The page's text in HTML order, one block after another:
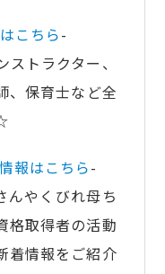
こちら-
トラクター、
、保育士など全
報はこちら-
んやくびれ母ち
格取得者の活動
着情報をご紹介